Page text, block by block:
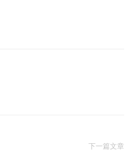
下一篇文章